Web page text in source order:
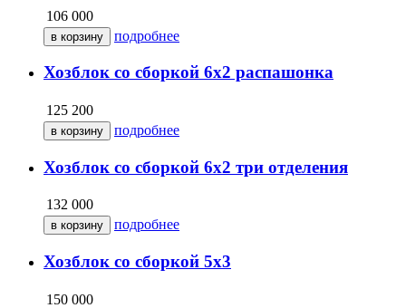
106 000
подробнее
Хозблок со сборкой 6х2 распашонка
125 200
подробнее
Хозблок со сборкой 6х2 три отделения
132 000
подробнее
Хозблок со сборкой 5х3
150 000